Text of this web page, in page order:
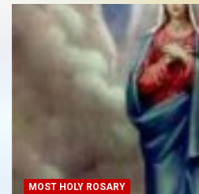
MOST HOLY ROSARY